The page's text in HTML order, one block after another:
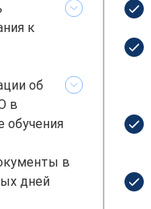
к
об
в
обучения
в
дней